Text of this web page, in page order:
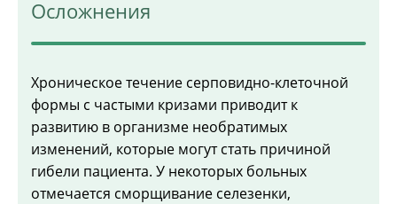
Осложнения
Хроническое течение серповидно-клеточной
формы с частыми кризами приводит к
развитию в организме необратимых
изменений, которые могут стать причиной
гибели пациента. У некоторых больных
отмечается сморщивание селезенки,